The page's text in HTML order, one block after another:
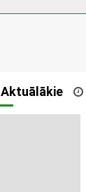
Aktuālākie